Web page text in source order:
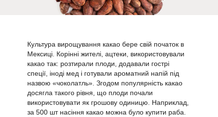
Культура вирощування какао бере свій початок в
Мексиці. Корінні жителі, ацтеки, використовували
какао так: розтирали плоди, додавали гострі
спеції, іноді мед і готували ароматний напій під
назвою «чоколатль». Згодом популярність какао
досягла такого рівня, що плоди почали
використовувати як грошову одиницю. Наприклад,
за 500 шт насіння какао можна було купити раба.